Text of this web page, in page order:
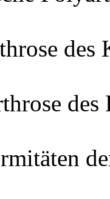
des
des